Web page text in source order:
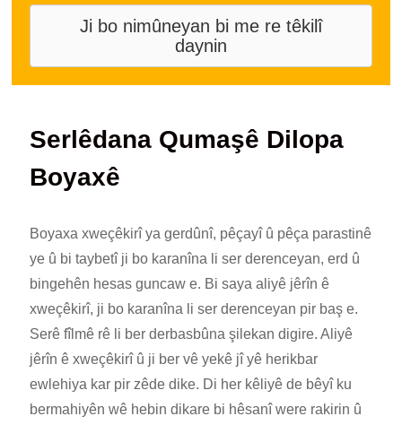
Ji bo nimûneyan bi me re têkilî
daynin
Serlêdana Qumaşê Dilopa
Boyaxê
Boyaxa xweçêkirî ya gerdûnî, pêçayî û pêça parastinê
ye û bi taybetî ji bo karanîna li ser derenceyan, erd û
bingehên hesas guncaw e. Bi saya aliyê jêrîn ê
xweçêkirî, ji bo karanîna li ser derenceyan pir baş e.
Serê fîlmê rê li ber derbasbûna şilekan digire. Aliyê
jêrîn ê xweçêkirî û ji ber vê yekê jî yê herikbar
ewlehiya kar pir zêde dike. Di her kêliyê de bêyî ku
bermahiyên wê hebin dikare bi hêsanî were rakirin û